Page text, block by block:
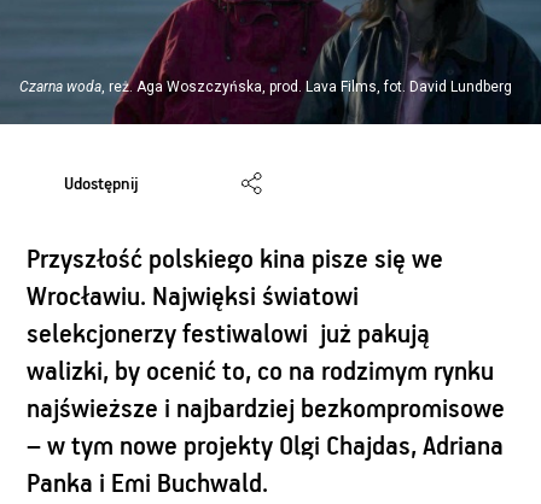
Czarna woda , reż. Aga Woszczyńska, prod. Lava Films, fot. David Lundberg
Udostępnij
Przyszłość polskiego kina pisze się we
Wrocławiu. Najwięksi światowi
selekcjonerzy festiwalowi już pakują
walizki, by ocenić to, co na rodzimym rynku
najświeższe i najbardziej bezkompromisowe
– w tym nowe projekty Olgi Chajdas, Adriana
Panka i Emi Buchwald.